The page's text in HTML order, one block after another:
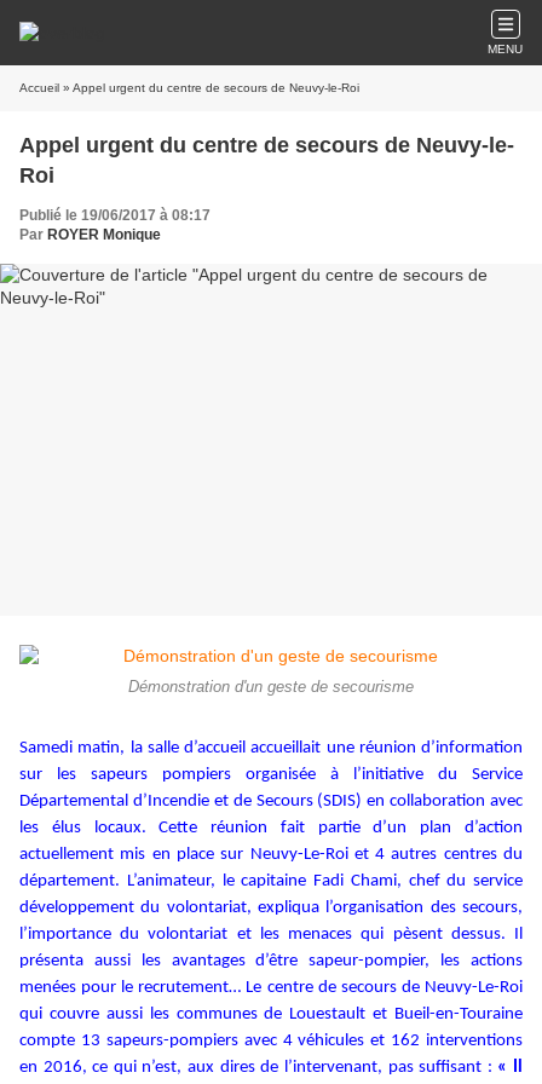
MENU
Accueil » Appel urgent du centre de secours de Neuvy-le-Roi
Appel urgent du centre de secours de Neuvy-le-
Roi
Publié le 19/06/2017 à 08:17
Par ROYER Monique
Démonstration d'un geste de secourisme
Samedi matin, la salle d’accueil accueillait une réunion d’information
sur les sapeurs pompiers organisée à l’initiative du Service
Départemental d’Incendie et de Secours (SDIS) en collaboration avec
les élus locaux. Cette réunion fait partie d’un plan d’action
actuellement mis en place sur Neuvy-Le-Roi et 4 autres centres du
département. L’animateur, le capitaine Fadi Chami, chef du service
développement du volontariat, expliqua l’organisation des secours,
l’importance du volontariat et les menaces qui pèsent dessus. Il
présenta aussi les avantages d’être sapeur-pompier, les actions
menées pour le recrutement… Le centre de secours de Neuvy-Le-Roi
qui couvre aussi les communes de Louestault et Bueil-en-Touraine
compte 13 sapeurs-pompiers avec 4 véhicules et 162 interventions
en 2016, ce qui n’est, aux dires de l’intervenant, pas suffisant : « Il